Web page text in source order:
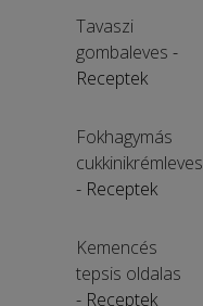
Tavaszi
gombaleves -
Receptek
Fokhagymás
cukkinikrémleves
- Receptek
Kemencés
tepsis oldalas
- Receptek